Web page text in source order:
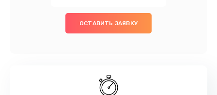
ОСТАВИТЬ ЗАЯВКУ